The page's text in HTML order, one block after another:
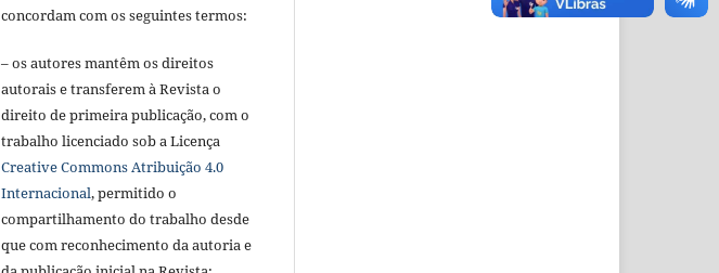
concordam com os seguintes termos:
– os autores mantêm os direitos
autorais e transferem à Revista o
direito de primeira publicação, com o
trabalho licenciado sob a Licença
Creative Commons Atribuição 4.0
Internacional, permitido o
compartilhamento do trabalho desde
que com reconhecimento da autoria e